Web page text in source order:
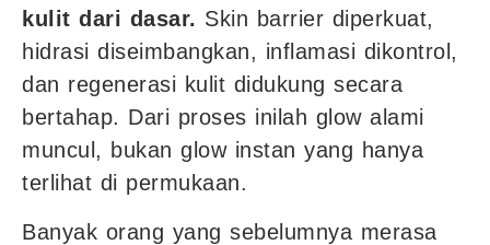
kulit dari dasar. Skin barrier diperkuat,
hidrasi diseimbangkan, inflamasi dikontrol,
dan regenerasi kulit didukung secara
bertahap. Dari proses inilah glow alami
muncul, bukan glow instan yang hanya
terlihat di permukaan.
Banyak orang yang sebelumnya merasa